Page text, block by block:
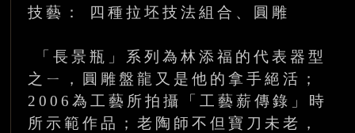
技藝： 四種拉坯技法組合、圓雕
「長景瓶」系列為林添福的代表器型
之ㄧ，圓雕盤龍又是他的拿手絕活；
2006為工藝所拍攝「工藝薪傳錄」時
所示範作品；老陶師不但寶刀未老，